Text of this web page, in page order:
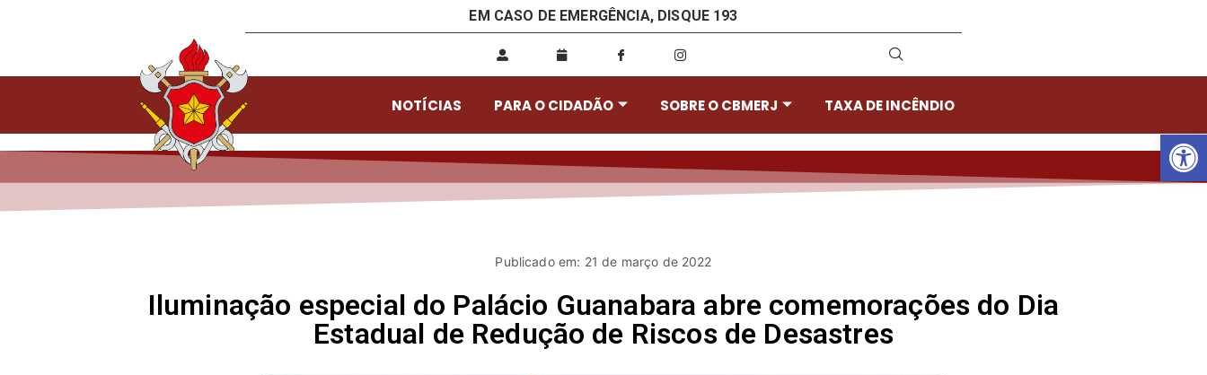
EM CASO DE EMERGÊNCIA, DISQUE 193
NOTÍCIAS PARA O CIDADÃO SOBRE O CBMERJ TAXA DE INCÊNDIO
Publicado em: 21 de março de 2022
Iluminação especial do Palácio Guanabara abre comemorações do Dia
Estadual de Redução de Riscos de Desastres